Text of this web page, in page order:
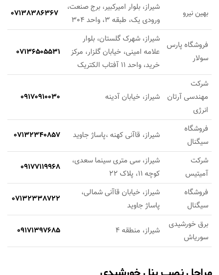
بهین نیرو
شیراز، بلوار امیرکبیر، برج صنعت،
ورودی یک، طبقه 3، واحد 304
07138386367
فروشگاه پارس
سولار
شیراز، شهرک گلستان، بلوار
علامه امینی، خیابان گلزار، مرکز
خرید، واحد 11 آفتاب الکتریک
07136505531
شرکت
مهندسی آرتان
انرژی
شیراز، خیابان آدینه 09170910030
فروشگاه
سیگنال
شیراز، قاآنی کهنه ،پاساژ جاوید 07132340857
شرکت
آمیتیس
شیراز، سی متری سینما سعدی،
کوچه 11، پلاک 22
09177119968
فروشگاه
سیگنال
شیراز، خیابان قاآنی شمالی،
پاساژ جاوید
07132338722
برق خورشیدی
سوریاش
شیراز، منطقه 4 09171397685